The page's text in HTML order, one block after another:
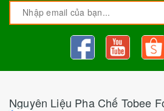
Nguyên Liệu Pha Chế Tobee